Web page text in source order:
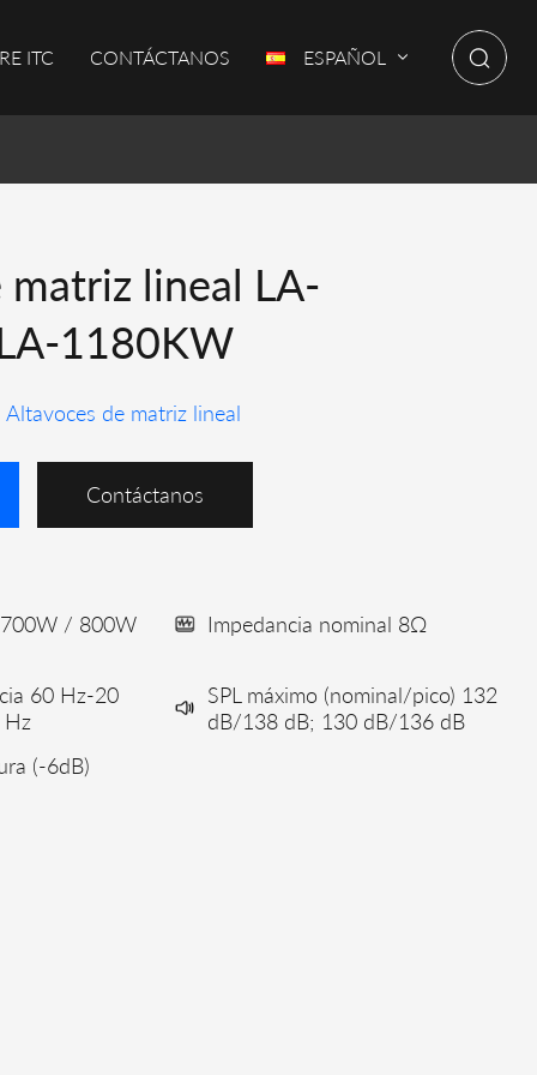
ITC CONTÁCTANOS ESPAÑOL
lineal LA-
1180KW
Altavoces de matriz lineal
Contáctanos
700W / 800W
Impedancia nominal 8Ω
60 Hz-20
SPL máximo (nominal/pico) 132
dB/138 dB; 130 dB/136 dB
(-6dB)